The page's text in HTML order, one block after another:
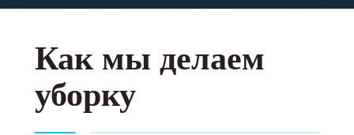
Как мы делаем
уборку